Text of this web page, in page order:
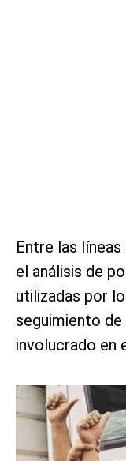
Entre las
el análisis de
utilizadas por
seguimiento
involucrado en